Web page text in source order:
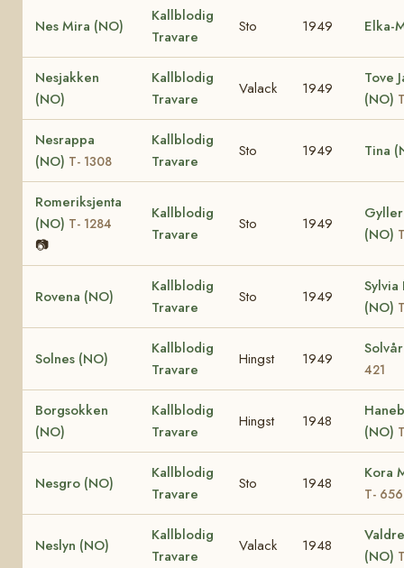
Nes Mira (NO)
Kallblodig
Travare
Sto 1949 Elka-
Nesjakken
(NO)
Kallblodig
Travare
Valack 1949
Tove
(NO)
Nesrappa
(NO) T- 1308
Kallblodig
Travare
Sto 1949 Tina
Romeriksjenta
(NO) T- 1284
📷
Kallblodig
Travare
Sto 1949
(NO)
Rovena (NO)
Kallblodig
Travare
Sto 1949
Sylvia
(NO)
Solnes (NO)
Kallblodig
Travare
Hingst 1949
421
Borgsokken
(NO)
Kallblodig
Travare
Hingst 1948
(NO)
Nesgro (NO)
Kallblodig
Travare
Sto 1948
Kora
T- 656
Neslyn (NO)
Kallblodig
Travare
Valack 1948
(NO)